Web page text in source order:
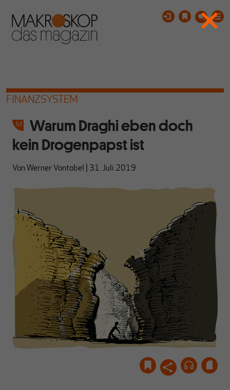
FINANZSYSTEM
Warum Draghi eben doch
kein Drogenpapst ist
Von Werner Vontobel 31. Juli 2019
istock.com/RienkPost